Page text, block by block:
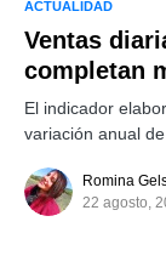
ACTUALIDAD
Ventas
completan
El indicador
variación anual
Romina
22 agosto,